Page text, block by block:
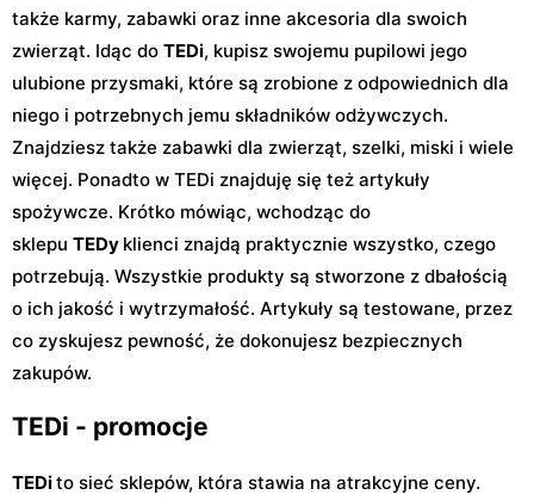
także karmy, zabawki oraz inne akcesoria dla swoich
zwierząt. Idąc do TEDi, kupisz swojemu pupilowi jego
ulubione przysmaki, które są zrobione z odpowiednich dla
niego i potrzebnych jemu składników odżywczych.
Znajdziesz także zabawki dla zwierząt, szelki, miski i wiele
więcej. Ponadto w TEDi znajduję się też artykuły
spożywcze. Krótko mówiąc, wchodząc do
sklepu TEDy klienci znajdą praktycznie wszystko, czego
potrzebują. Wszystkie produkty są stworzone z dbałością
o ich jakość i wytrzymałość. Artykuły są testowane, przez
co zyskujesz pewność, że dokonujesz bezpiecznych
zakupów.
TEDi - promocje
TEDito sieć sklepów, która stawia na atrakcyjne ceny.